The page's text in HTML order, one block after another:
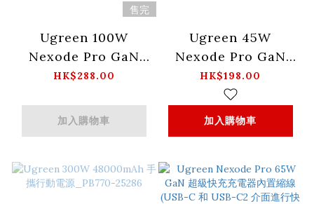
售完
Ugreen 100W
Nexode Pro GaN
65829
HK$288.00
加入購物車
Ugreen 45W
Nexode Pro GaN
伸縮線 - X614 -
65823
HK$198.00
加入購物車